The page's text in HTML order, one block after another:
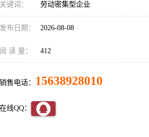
关键词： 劳动密集型企业
发布日期： 2026-08-08
阅 读 量： 412
销售电话： 15638928010
在线QQ：